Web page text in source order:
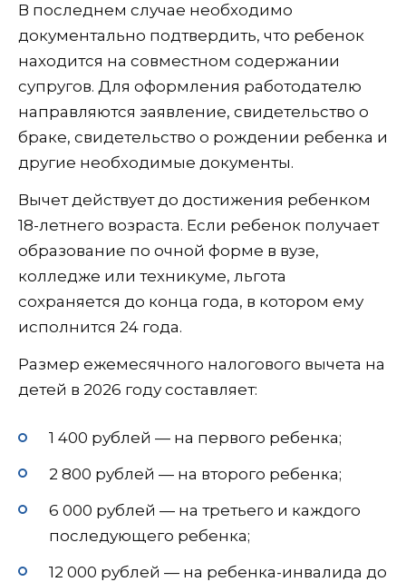
В последнем случае необходимо
документально подтвердить, что ребенок
находится на совместном содержании
супругов. Для оформления работодателю
направляются заявление, свидетельство о
браке, свидетельство о рождении ребенка и
другие необходимые документы.
Вычет действует до достижения ребенком
18-летнего возраста. Если ребенок получает
образование по очной форме в вузе,
колледже или техникуме, льгота
сохраняется до конца года, в котором ему
исполнится 24 года.
Размер ежемесячного налогового вычета на
детей в 2026 году составляет:
1 400 рублей — на первого ребенка;
2 800 рублей — на второго ребенка;
6 000 рублей — на третьего и каждого
последующего ребенка;
12 000 рублей — на ребенка-инвалида до